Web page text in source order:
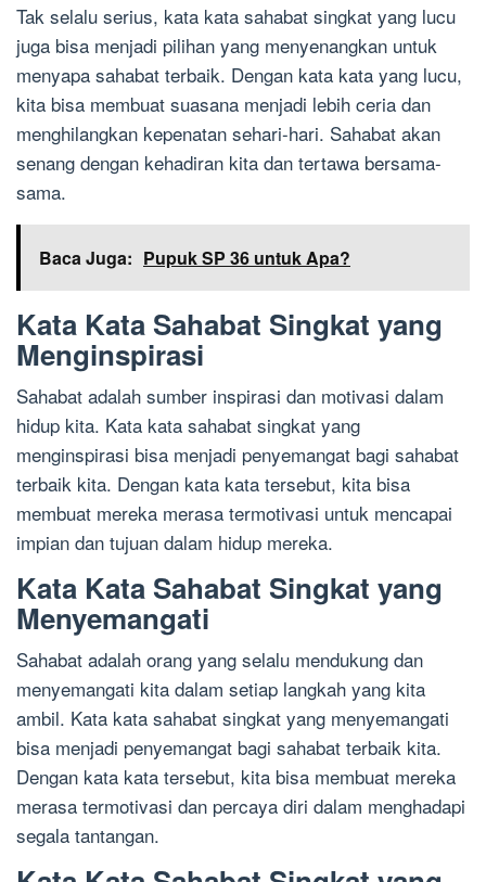
Tak selalu serius, kata kata sahabat singkat yang lucu
juga bisa menjadi pilihan yang menyenangkan untuk
menyapa sahabat terbaik. Dengan kata kata yang lucu,
kita bisa membuat suasana menjadi lebih ceria dan
menghilangkan kepenatan sehari-hari. Sahabat akan
senang dengan kehadiran kita dan tertawa bersama-
sama.
Baca Juga: Pupuk SP 36 untuk Apa?
Kata Kata Sahabat Singkat yang
Menginspirasi
Sahabat adalah sumber inspirasi dan motivasi dalam
hidup kita. Kata kata sahabat singkat yang
menginspirasi bisa menjadi penyemangat bagi sahabat
terbaik kita. Dengan kata kata tersebut, kita bisa
membuat mereka merasa termotivasi untuk mencapai
impian dan tujuan dalam hidup mereka.
Kata Kata Sahabat Singkat yang
Menyemangati
Sahabat adalah orang yang selalu mendukung dan
menyemangati kita dalam setiap langkah yang kita
ambil. Kata kata sahabat singkat yang menyemangati
bisa menjadi penyemangat bagi sahabat terbaik kita.
Dengan kata kata tersebut, kita bisa membuat mereka
merasa termotivasi dan percaya diri dalam menghadapi
segala tantangan.